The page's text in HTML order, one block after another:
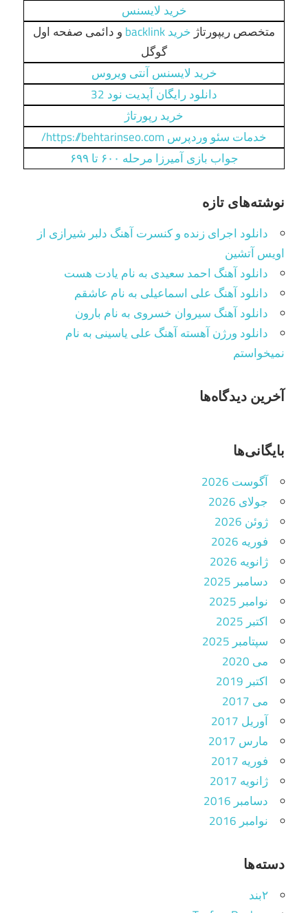
خرید لایسنس
متخصص ریپورتاژ خرید backlink
و دائمی صفحه اول
گوگل
خرید لایسنس آنتی ویروس
دانلود رایگان آپدیت نود 32
خرید رپورتاژ
خدمات سئو وردپرس https://behtarinseo.com/
جواب بازی آمیرزا مرحله ۶۰۰ تا ۶۹۹
نوشته‌های تازه
دانلود اجرای زنده و کنسرت آهنگ دلبر شیرازی از
اویس آتشین
دانلود آهنگ احمد سعیدی به نام یادت هست
دانلود آهنگ علی اسماعیلی به نام عاشقم
دانلود آهنگ سیروان خسروی به نام بارون
دانلود ورژن آهسته آهنگ علی یاسینی به نام
نمیخواستم
آخرین دیدگاه‌ها
بایگانی‌ها
آگوست 2026
جولای 2026
ژوئن 2026
فوریه 2026
ژانویه 2026
دسامبر 2025
نوامبر 2025
اکتبر 2025
سپتامبر 2025
می 2020
اکتبر 2019
می 2017
آوریل 2017
مارس 2017
فوریه 2017
ژانویه 2017
دسامبر 2016
نوامبر 2016
دسته‌ها
۲بند